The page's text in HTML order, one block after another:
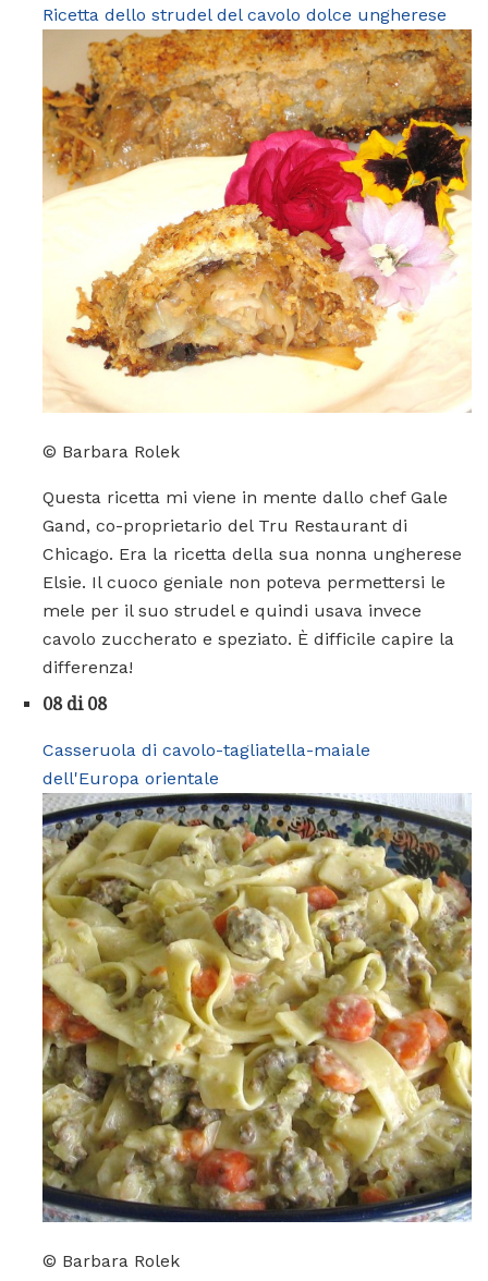
Ricetta dello strudel del cavolo dolce ungherese
© Barbara Rolek
Questa ricetta mi viene in mente dallo chef Gale
Gand, co-proprietario del Tru Restaurant di
Chicago. Era la ricetta della sua nonna ungherese
Elsie. Il cuoco geniale non poteva permettersi le
mele per il suo strudel e quindi usava invece
cavolo zuccherato e speziato. È difficile capire la
differenza!
08 di 08
Casseruola di cavolo-tagliatella-maiale
dell'Europa orientale
© Barbara Rolek